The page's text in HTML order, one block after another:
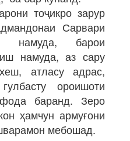
тоҷикро зарур
Сарвари
намуда, барои
намуда, аз сару
атласу адрас,
ороишоти
баранд. Зеро
ҳамчун армуғони
мебошад.